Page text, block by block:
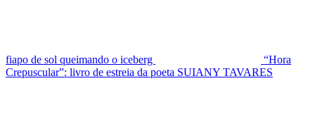
fiapo de sol queimando o iceberg
“Hora
Crepuscular”: livro de estreia da poeta SUIANY TAVARES